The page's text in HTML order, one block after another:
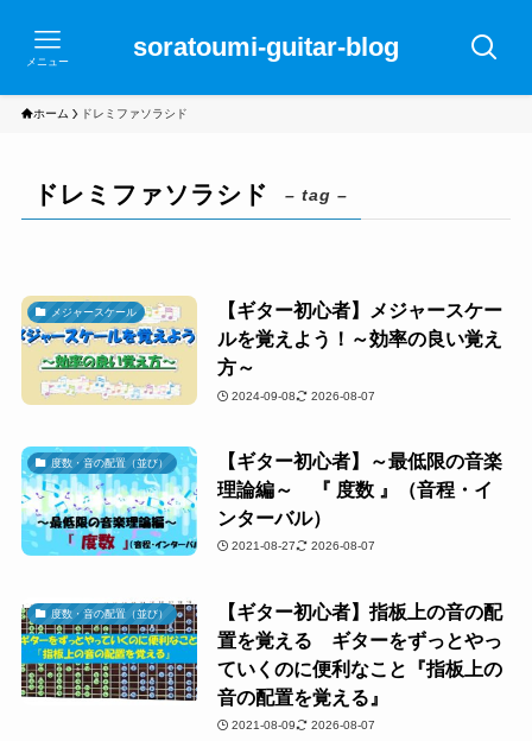
soratoumi-guitar-blog
メニュー
ホーム ドレミファソラシド
ドレミファソラシド – tag –
メジャースケール
【ギター初心者】メジャースケー
ルを覚えよう！～効率の良い覚え
方～
2024-09-08 2026-08-07
度数・音の配置（並び）
【ギター初心者】～最低限の音楽
理論編～ 『 度数 』（音程・イ
ンターバル）
2021-08-27 2026-08-07
度数・音の配置（並び）
【ギター初心者】指板上の音の配
置を覚える ギターをずっとやっ
ていくのに便利なこと『指板上の
音の配置を覚える』
2021-08-09 2026-08-07